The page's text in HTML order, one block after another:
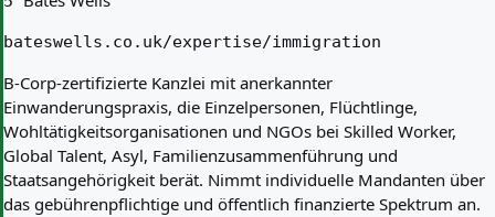
bateswells.co.uk/expertise/immigration
B-Corp-zertifizierte Kanzlei mit anerkannter
Einwanderungspraxis, die Einzelpersonen, Flüchtlinge,
Wohltätigkeitsorganisationen und NGOs bei Skilled Worker,
Global Talent, Asyl, Familienzusammenführung und
Staatsangehörigkeit berät. Nimmt individuelle Mandanten über
das gebührenpflichtige und öffentlich finanzierte Spektrum an.